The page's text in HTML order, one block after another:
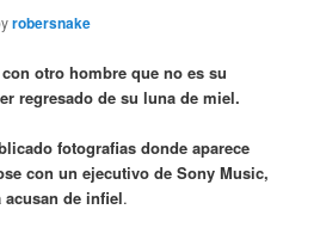
robersnake
otro hombre que no es su
regresado de su luna de miel.
fotografias donde aparece
con un ejecutivo de Sony Music,
de infiel.